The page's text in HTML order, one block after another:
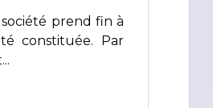
société prend fin à
constituée. Par